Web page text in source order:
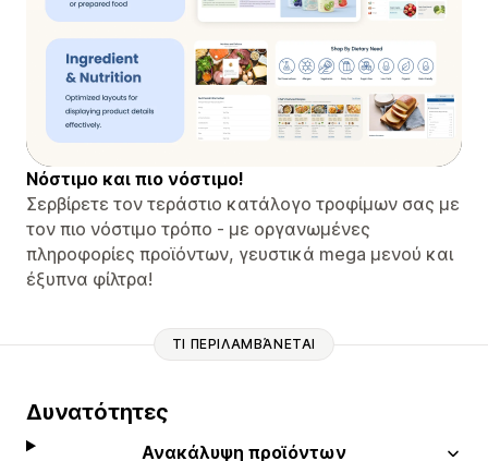
Νόστιμο και πιο νόστιμο!
Σερβίρετε τον τεράστιο κατάλογο τροφίμων σας με
τον πιο νόστιμο τρόπο - με οργανωμένες
πληροφορίες προϊόντων, γευστικά mega μενού και
έξυπνα φίλτρα!
ΤΙ ΠΕΡΙΛΑΜΒΆΝΕΤΑΙ
Δυνατότητες
Ανακάλυψη προϊόντων